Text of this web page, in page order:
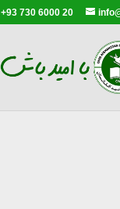
+93 730 6000 20